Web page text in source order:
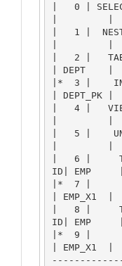
|   0 |
|   1 |
|         |
|   2 |
| DEPT
|*  3 |
| DEPT_PK
|   4 |
|         |
|   5 |
|   6 |
ID| EMP
|*  7 |
| EMP_X1
|   8 |
ID| EMP
|*  9 |
| EMP_X1